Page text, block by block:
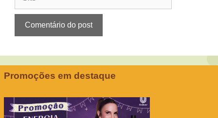
Promoções em destaque